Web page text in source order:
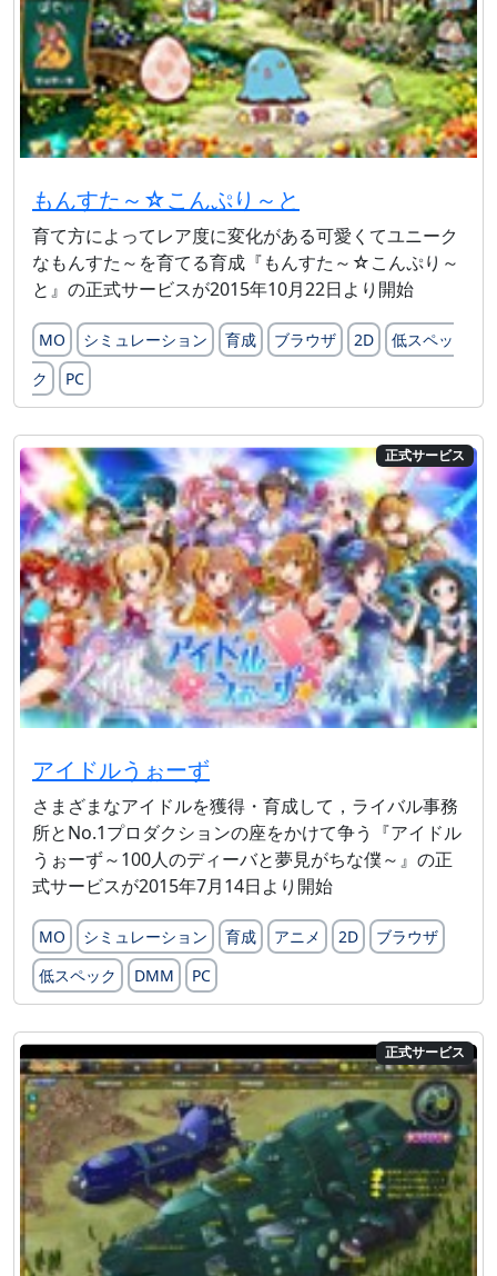
もんすた～☆こんぷり～と
育て方によってレア度に変化がある可愛くてユニーク
なもんすた～を育てる育成『もんすた～☆こんぷり～
と』の正式サービスが2015年10月22日より開始
MO シミュレーション 育成 ブラウザ 2D
低スペッ
ク
PC
正式サービス
アイドルうぉーず
さまざまなアイドルを獲得・育成して，ライバル事務
所とNo.1プロダクションの座をかけて争う『アイドル
うぉーず～100人のディーバと夢見がちな僕～』の正
式サービスが2015年7月14日より開始
MO シミュレーション 育成 アニメ 2D
ブラウザ
低スペック
DMM PC
正式サービス